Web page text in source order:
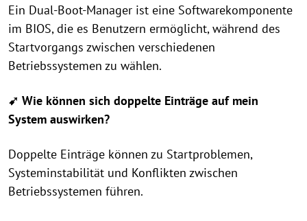
Ein Dual-Boot-Manager ist eine Softwarekomponente
im BIOS, die es Benutzern ermöglicht, während des
Startvorgangs zwischen verschiedenen
Betriebssystemen zu wählen.
➹ Wie können sich doppelte Einträge auf mein
System auswirken?
Doppelte Einträge können zu Startproblemen,
Systeminstabilität und Konflikten zwischen
Betriebssystemen führen.